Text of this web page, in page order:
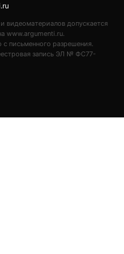
видеоматериалов допускается
www.argumenti.ru.
письменного разрешения.
запись ЭЛ № ФС77-